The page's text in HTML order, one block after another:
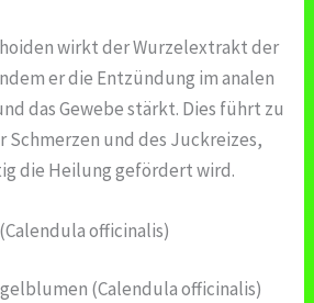
wirkt der Wurzelextrakt der
er die Entzündung im analen
das Gewebe stärkt. Dies führt zu
Schmerzen und des Juckreizes,
die Heilung gefördert wird.
officinalis)
(Calendula officinalis)